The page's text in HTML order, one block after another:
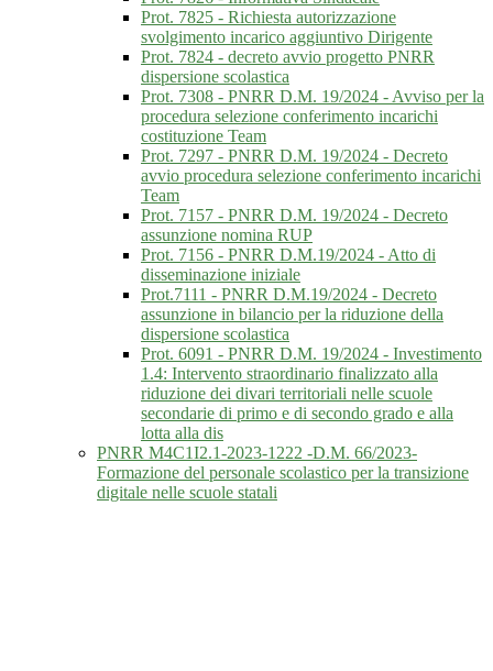
Prot. 7825 - Richiesta autorizzazione
svolgimento incarico aggiuntivo Dirigente
Prot. 7824 - decreto avvio progetto PNRR
dispersione scolastica
Prot. 7308 - PNRR D.M. 19/2024 - Avviso per la
procedura selezione conferimento incarichi
costituzione Team
Prot. 7297 - PNRR D.M. 19/2024 - Decreto
avvio procedura selezione conferimento incarichi
Team
Prot. 7157 - PNRR D.M. 19/2024 - Decreto
assunzione nomina RUP
Prot. 7156 - PNRR D.M.19/2024 - Atto di
disseminazione iniziale
Prot.7111 - PNRR D.M.19/2024 - Decreto
assunzione in bilancio per la riduzione della
dispersione scolastica
Prot. 6091 - PNRR D.M. 19/2024 - Investimento
1.4: Intervento straordinario finalizzato alla
riduzione dei divari territoriali nelle scuole
secondarie di primo e di secondo grado e alla
lotta alla dis
PNRR M4C1I2.1-2023-1222 -D.M. 66/2023-
Formazione del personale scolastico per la transizione
digitale nelle scuole statali